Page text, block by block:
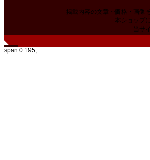
掲載内容の文章・価格・画像
本ショップ
当サ
span:0.195;